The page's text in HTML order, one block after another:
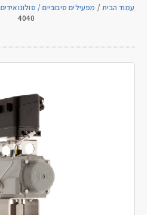
עמוד הבית/ מפעילים סיבוביים / סולונואידים
4040